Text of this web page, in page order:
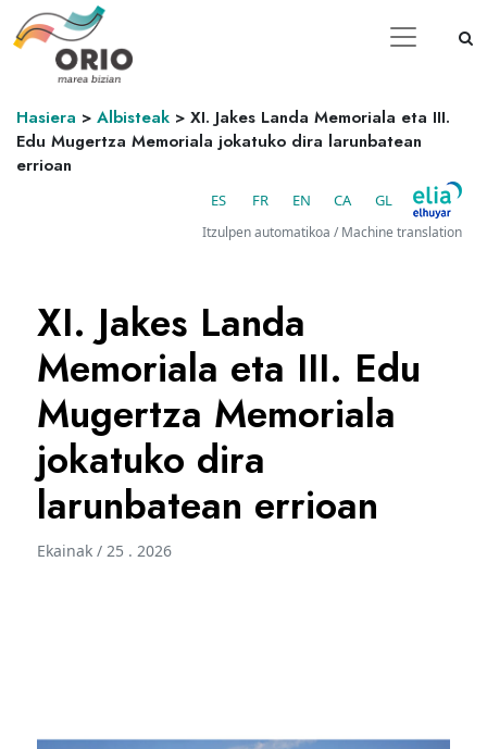
Hasiera > Albisteak > XI. Jakes Landa Memoriala eta III.
Edu Mugertza Memoriala jokatuko dira larunbatean
errioan
ES FR EN CA GL
Itzulpen automatikoa / Machine translation
XI. Jakes Landa
Memoriala eta III. Edu
Mugertza Memoriala
jokatuko dira
larunbatean errioan
Ekainak / 25 . 2026